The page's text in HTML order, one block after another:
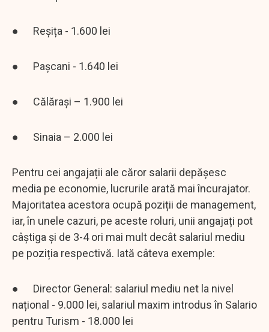
● Reșița - 1.600 lei
● Pașcani - 1.640 lei
● Călărași – 1.900 lei
● Sinaia – 2.000 lei
Pentru cei angajații ale căror salarii depășesc
media pe economie, lucrurile arată mai încurajator.
Majoritatea acestora ocupă poziții de management,
iar, în unele cazuri, pe aceste roluri, unii angajați pot
câștiga și de 3-4 ori mai mult decât salariul mediu
pe poziția respectivă. Iată câteva exemple:
● Director General: salariul mediu net la nivel
național - 9.000 lei, salariul maxim introdus în Salario
pentru Turism - 18.000 lei